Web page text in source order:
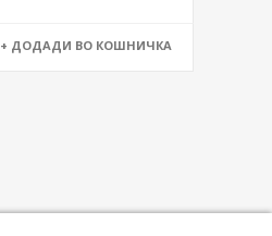
+ ДОДАДИ ВО КОШНИЧКА